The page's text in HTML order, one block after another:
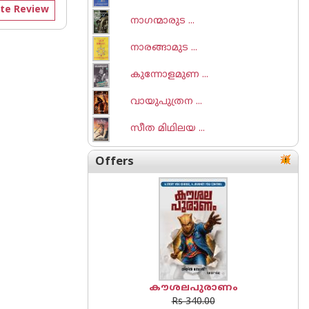
Review
നാഗന്മാരുട ...
നാരങ്ങാമുട ...
കുന്നോളമുണ ...
വായുപുത്രന ...
സീത മിഥിലയ ...
Offers
കൗശലപുരാണം
Rs 340.00